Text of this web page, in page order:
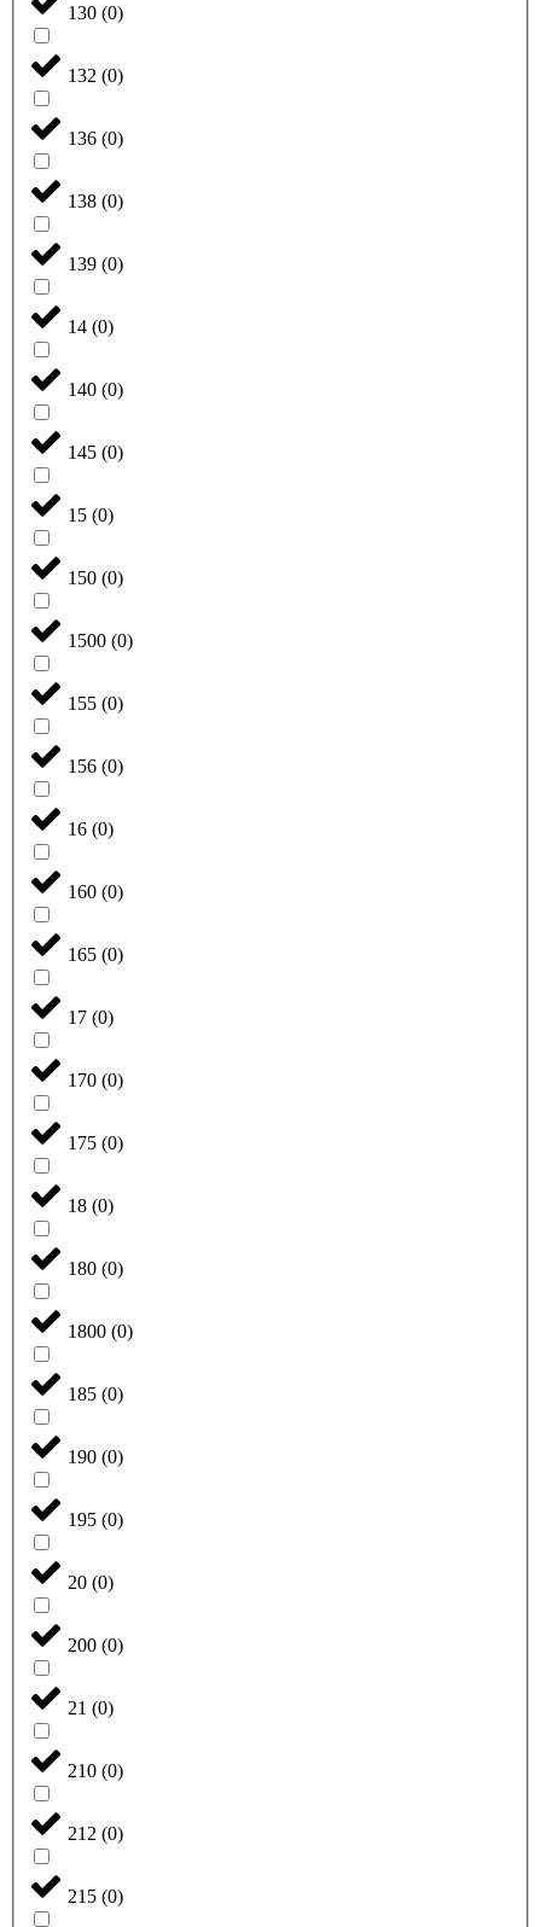
130 (0)
132 (0)
136 (0)
138 (0)
139 (0)
14 (0)
140 (0)
145 (0)
15 (0)
150 (0)
1500 (0)
155 (0)
156 (0)
16 (0)
160 (0)
165 (0)
17 (0)
170 (0)
175 (0)
18 (0)
180 (0)
1800 (0)
185 (0)
190 (0)
195 (0)
20 (0)
200 (0)
21 (0)
210 (0)
212 (0)
215 (0)